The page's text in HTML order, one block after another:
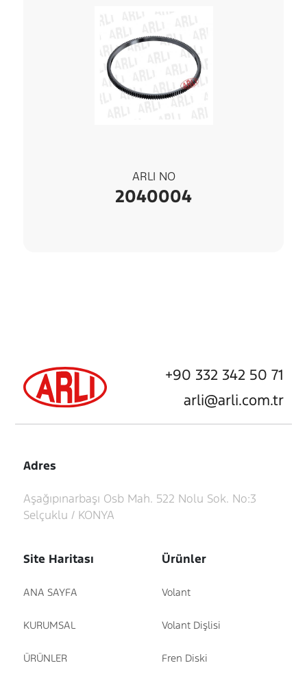
ARLI NO
2040004
+90 332 342 50 71
arli@arli.com.tr
Adres
Aşağıpınarbaşı Osb Mah. 522 Nolu Sok. No:3
Selçuklu / KONYA
Site Haritası
ANA SAYFA
KURUMSAL
ÜRÜNLER
Ürünler
Volant
Volant Dişlisi
Fren Diski